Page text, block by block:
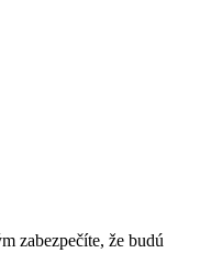
zabezpečíte, že budú